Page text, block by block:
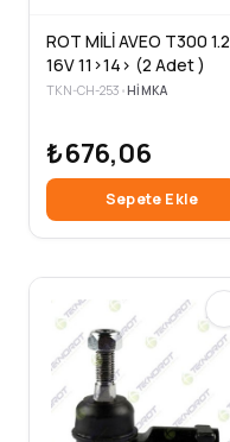
ROT MİLİ AVEO T300 1.2
16V 11>14> (2 Adet )
TKN-CH-253 •HIMKA
₺676,06
Sepete Ekle